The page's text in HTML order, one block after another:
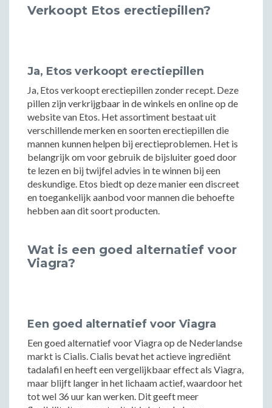
Verkoopt Etos erectiepillen?
Ja, Etos verkoopt erectiepillen
Ja, Etos verkoopt erectiepillen zonder recept. Deze
pillen zijn verkrijgbaar in de winkels en online op de
website van Etos. Het assortiment bestaat uit
verschillende merken en soorten erectiepillen die
mannen kunnen helpen bij erectieproblemen. Het is
belangrijk om voor gebruik de bijsluiter goed door
te lezen en bij twijfel advies in te winnen bij een
deskundige. Etos biedt op deze manier een discreet
en toegankelijk aanbod voor mannen die behoefte
hebben aan dit soort producten.
Wat is een goed alternatief voor
Viagra?
Een goed alternatief voor Viagra
Een goed alternatief voor Viagra op de Nederlandse
markt is Cialis. Cialis bevat het actieve ingrediënt
tadalafil en heeft een vergelijkbaar effect als Viagra,
maar blijft langer in het lichaam actief, waardoor het
tot wel 36 uur kan werken. Dit geeft meer